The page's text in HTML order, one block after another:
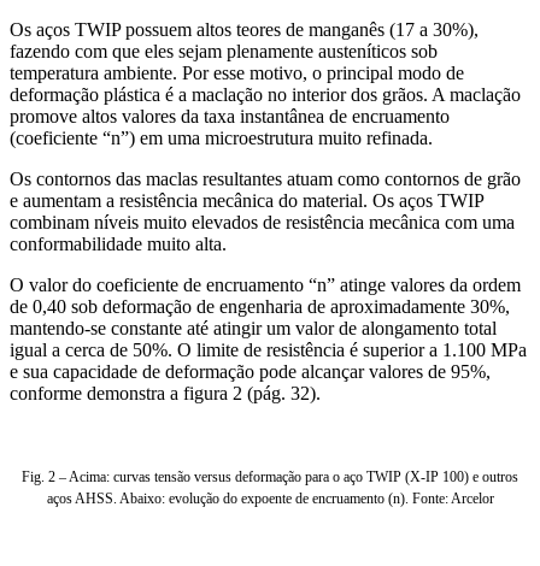
Os aços TWIP possuem altos teores de manganês (17 a 30%),
fazendo com que eles sejam plenamente austeníticos sob
temperatura ambiente. Por esse motivo, o principal modo de
deformação plástica é a maclação no interior dos grãos. A maclação
promove altos valores da taxa instantânea de encruamento
(coeficiente “n”) em uma microestrutura muito refinada.
Os contornos das maclas resultantes atuam como contornos de grão
e aumentam a resistência mecânica do material. Os aços TWIP
combinam níveis muito elevados de resistência mecânica com uma
conformabilidade muito alta.
O valor do coeficiente de encruamento “n” atinge valores da ordem
de 0,40 sob deformação de engenharia de aproximadamente 30%,
mantendo-se constante até atingir um valor de alongamento total
igual a cerca de 50%. O limite de resistência é superior a 1.100 MPa
e sua capacidade de deformação pode alcançar valores de 95%,
conforme demonstra a figura 2 (pág. 32).
Fig. 2 – Acima: curvas tensão versus deformação para o aço TWIP (X-IP 100) e outros
aços AHSS. Abaixo: evolução do expoente de encruamento (n). Fonte: Arcelor